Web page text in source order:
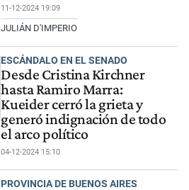
11-12-2024 19:09
JULIÁN D'IMPERIO
ESCÁNDALO EN EL SENADO
Desde Cristina Kirchner
hasta Ramiro Marra:
Kueider cerró la grieta y
generó indignación de todo
el arco político
04-12-2024 15:10
PROVINCIA DE BUENOS AIRES